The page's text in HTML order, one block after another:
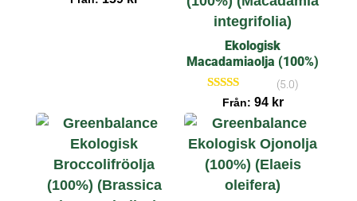
o
Ekologisk
Macadamiaolja (100%)
Betygsatt
av 5
(5.0)
Från: 94 kr